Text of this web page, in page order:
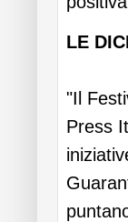
LE
"Il
Press